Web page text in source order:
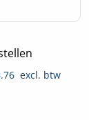
excl. btw